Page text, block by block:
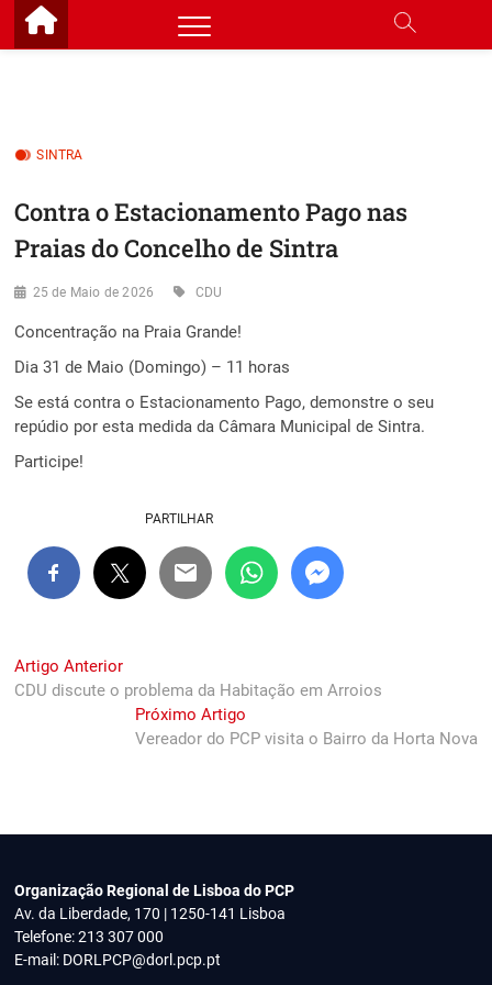
Skip
SINTRA
Contra o Estacionamento Pago nas
Praias do Concelho de Sintra
25 de Maio de 2026 CDU
Concentração na Praia Grande!
Dia 31 de Maio (Domingo) – 11 horas
Se está contra o Estacionamento Pago, demonstre o seu
repúdio por esta medida da Câmara Municipal de Sintra.
Participe!
PARTILHAR
Navegação
de
Artigo AnteriorPrevious
post:
CDU discute o problema da Habitação em Arroios
Próximo ArtigoNext
post:
Vereador do PCP visita o Bairro da Horta Nova
Organização Regional de Lisboa do PCP
Av. da Liberdade, 170 | 1250-141 Lisboa
Telefone: 213 307 000
E-mail: DORLPCP@dorl.pcp.pt